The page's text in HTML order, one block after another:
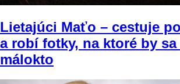
Lietajúci Maťo – cestuje
a robí fotky, na ktoré by
málokto